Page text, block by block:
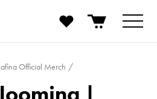
Official Merch